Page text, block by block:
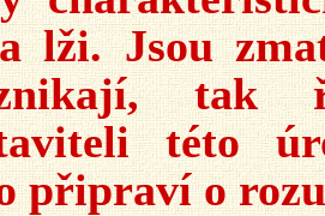
lži. Jsou
tak
této
připraví o